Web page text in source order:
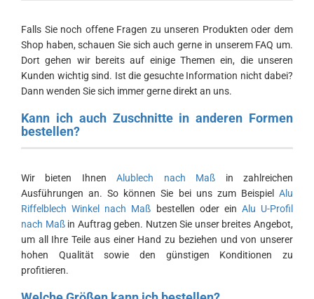
Falls Sie noch offene Fragen zu unseren Produkten oder dem
Shop haben, schauen Sie sich auch gerne in unserem FAQ um.
Dort gehen wir bereits auf einige Themen ein, die unseren
Kunden wichtig sind. Ist die gesuchte Information nicht dabei?
Dann wenden Sie sich immer gerne direkt an uns.
Kann ich auch Zuschnitte in anderen Formen
bestellen?
Wir bieten IhnenAlublech nach Maß in zahlreichen
Ausführungen an. So können Sie bei uns zum Beispiel Alu
Riffelblech Winkel nach Maß bestellen oder ein Alu U-Profil
nach Maßin Auftrag geben. Nutzen Sie unser breites Angebot,
um all Ihre Teile aus einer Hand zu beziehen und von unserer
hohen Qualität sowie den günstigen Konditionen zu
profitieren.